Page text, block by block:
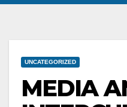
UNCATEGORIZED
MEDIA